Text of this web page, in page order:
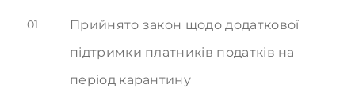
01
Прийнято закон щодо додаткової
підтримки платників податків на
період карантину